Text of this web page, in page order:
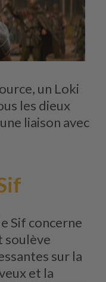
un Loki
les dieux
liaison avec
Sif concerne
soulève
sur la
et la